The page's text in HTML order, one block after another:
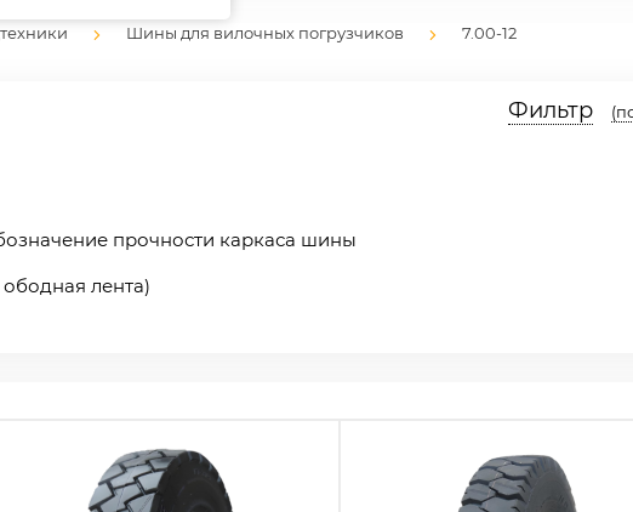
Шины для вилочных погрузчиков 7.00-12
Фильтр
прочности каркаса шины
лента)